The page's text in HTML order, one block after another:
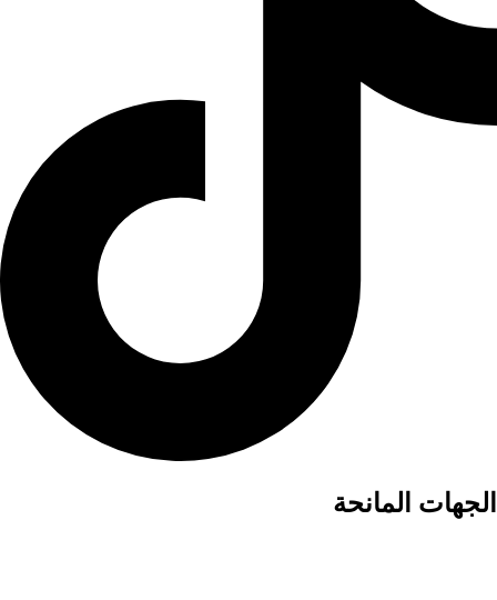
الجهات المانحة